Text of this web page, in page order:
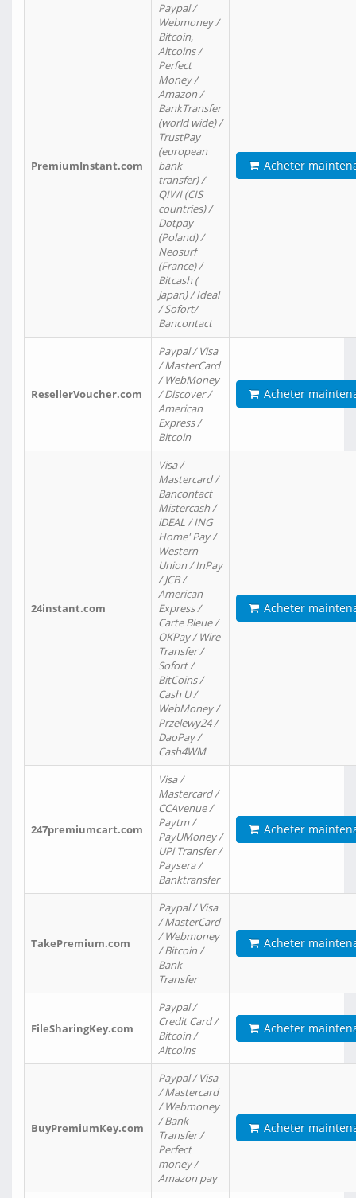
PremiumInstant.com
Paypal /
Webmoney /
Bitcoin,
Altcoins /
Perfect
Money /
Amazon /
BankTransfer
(world wide) /
TrustPay
(european
bank
transfer) /
QIWI (CIS
countries) /
Dotpay
(Poland) /
Neosurf
(France) /
Bitcash (
Japan) / Ideal
/ Sofort/
Bancontact
Acheter
ResellerVoucher.com
Paypal / Visa
/ MasterCard
/ WebMoney
/ Discover /
American
Express /
Bitcoin
Acheter
24instant.com
Visa /
Mastercard /
Bancontact
Mistercash /
iDEAL / ING
Home' Pay /
Western
Union / InPay
/ JCB /
American
Express /
Carte Bleue /
OKPay / Wire
Transfer /
Sofort /
BitCoins /
Cash U /
WebMoney /
Przelewy24 /
DaoPay /
Cash4WM
Acheter
247premiumcart.com
Visa /
Mastercard /
CCAvenue /
Paytm /
PayUMoney /
UPi Transfer /
Paysera /
Banktransfer
Acheter
TakePremium.com
Paypal / Visa
/ MasterCard
/ Webmoney
/ Bitcoin /
Bank
Transfer
Acheter
FileSharingKey.com
Paypal /
Credit Card /
Bitcoin /
Altcoins
Acheter
BuyPremiumKey.com
Paypal / Visa
/ Mastercard
/ Webmoney
/ Bank
Transfer /
Perfect
money /
Amazon pay
Acheter